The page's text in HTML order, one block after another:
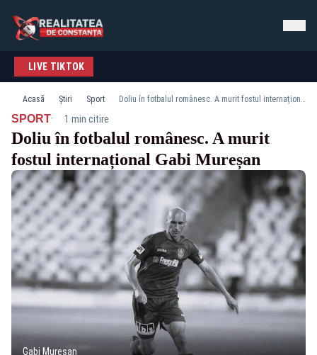
LIVE TIKTOK
Acasă Știri Sport Doliu în fotbalul românesc. A murit fostul internațional Gabi Mureșan
SPORT· 1 min citire
Doliu în fotbalul românesc. A murit
fostul internațional Gabi Mureșan
Gabi Mureșan